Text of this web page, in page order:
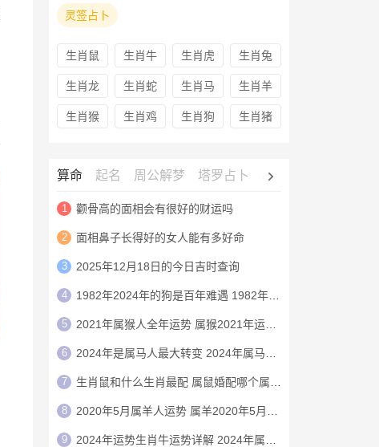
灵签占卜
生肖鼠 生肖牛 生肖虎 生肖兔
生肖龙 生肖蛇 生肖马 生肖羊
生肖猴 生肖鸡 生肖狗 生肖猪
算命 起名 周公解梦 塔罗占卜 心理测试
1 颧骨高的面相会有很好的财运吗
2 面相鼻子长得好的女人能有多好命
3 2025年12月18日的今日吉时查询
4 1982年2024年的狗是百年难遇 1982年的狗在2024年怎么样
5 2021年属猴人全年运势 属猴2021年运势及运程
6 2024年是属马人最大转变 2024年属马人的全年运势
7 生肖鼠和什么生肖最配 属鼠婚配哪个属相最好
8 2020年5月属羊人运势 属羊2020年5月运程
9 2024年运势生肖牛运势详解 2024年属牛人的全年运势详解